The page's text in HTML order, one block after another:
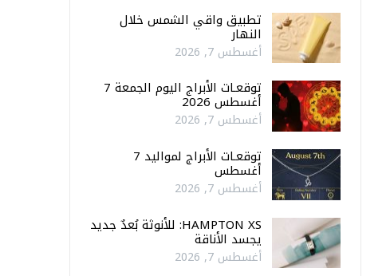
تطبيق واقي الشمس خلال
النهار
أغسطس 7, 2026
توقعـات الأبراج اليوم الجمعة 7
أغسطس 2026
أغسطس 7, 2026
توقعـات الأبراج لمواليد 7
أغسطس
أغسطس 7, 2026
HAMPTON XS: للأنوثة بُعدٌ جديد
يجسد الأناقة
أغسطس 7, 2026